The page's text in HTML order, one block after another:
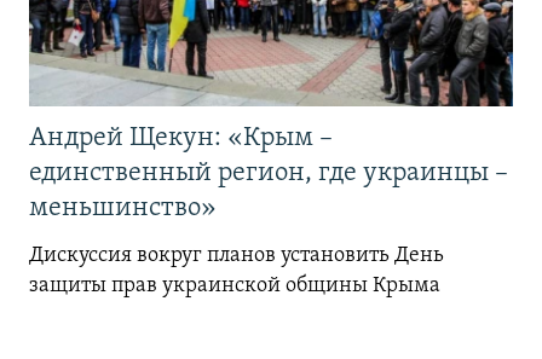
Андрей Щекун: «Крым –
единственный регион, где украинцы –
меньшинство»
Дискуссия вокруг планов установить День
защиты прав украинской общины Крыма